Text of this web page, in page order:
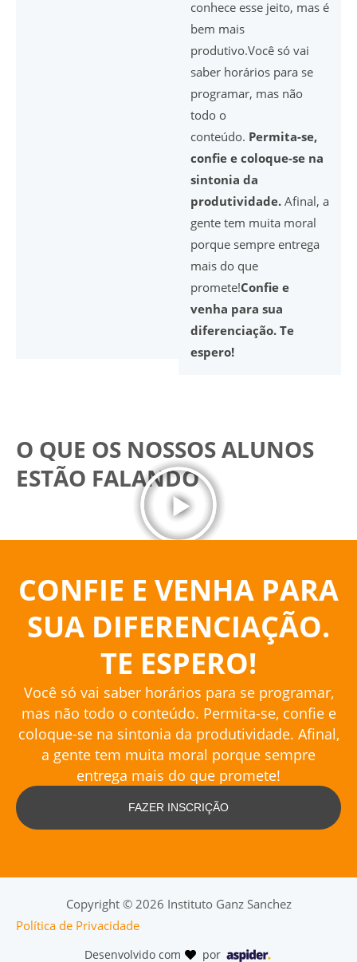
conhece esse jeito, mas é
bem mais
produtivo.Você só vai
saber horários para se
programar, mas não
todo o
conteúdo. Permita-se,
confie e coloque-se na
sintonia da
produtividade. Afinal, a
gente tem muita moral
porque sempre entrega
mais do que
promete!Confie e
venha para sua
diferenciação. Te
espero!
O QUE OS NOSSOS ALUNOS
ESTÃO FALANDO
CONFIE E VENHA PARA
SUA DIFERENCIAÇÃO.
TE ESPERO!
Você só vai saber horários para se programar,
mas não todo o conteúdo. Permita-se, confie e
coloque-se na sintonia da produtividade. Afinal,
a gente tem muita moral porque sempre
entrega mais do que promete!
FAZER INSCRIÇÃO
Copyright © 2026 Instituto Ganz Sanchez
Política de Privacidade
Desenvolvido com por